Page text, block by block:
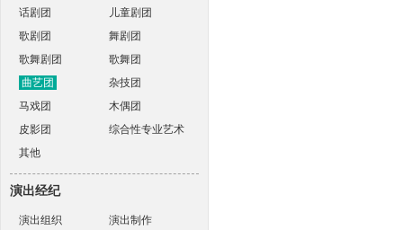
话剧团
儿童剧团
歌剧团
舞剧团
歌舞剧团
歌舞团
曲艺团
杂技团
马戏团
木偶团
皮影团
综合性专业艺术
其他
演出经纪
演出组织
演出制作